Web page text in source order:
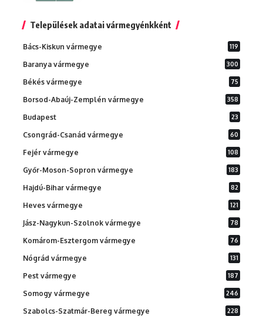
Települések adatai vármegyénkként
Bács-Kiskun vármegye 119
Baranya vármegye 300
Békés vármegye 75
Borsod-Abaúj-Zemplén vármegye 358
Budapest 23
Csongrád-Csanád vármegye 60
Fejér vármegye 108
Győr-Moson-Sopron vármegye 183
Hajdú-Bihar vármegye 82
Heves vármegye 121
Jász-Nagykun-Szolnok vármegye 78
Komárom-Esztergom vármegye 76
Nógrád vármegye 131
Pest vármegye 187
Somogy vármegye 246
Szabolcs-Szatmár-Bereg vármegye 228